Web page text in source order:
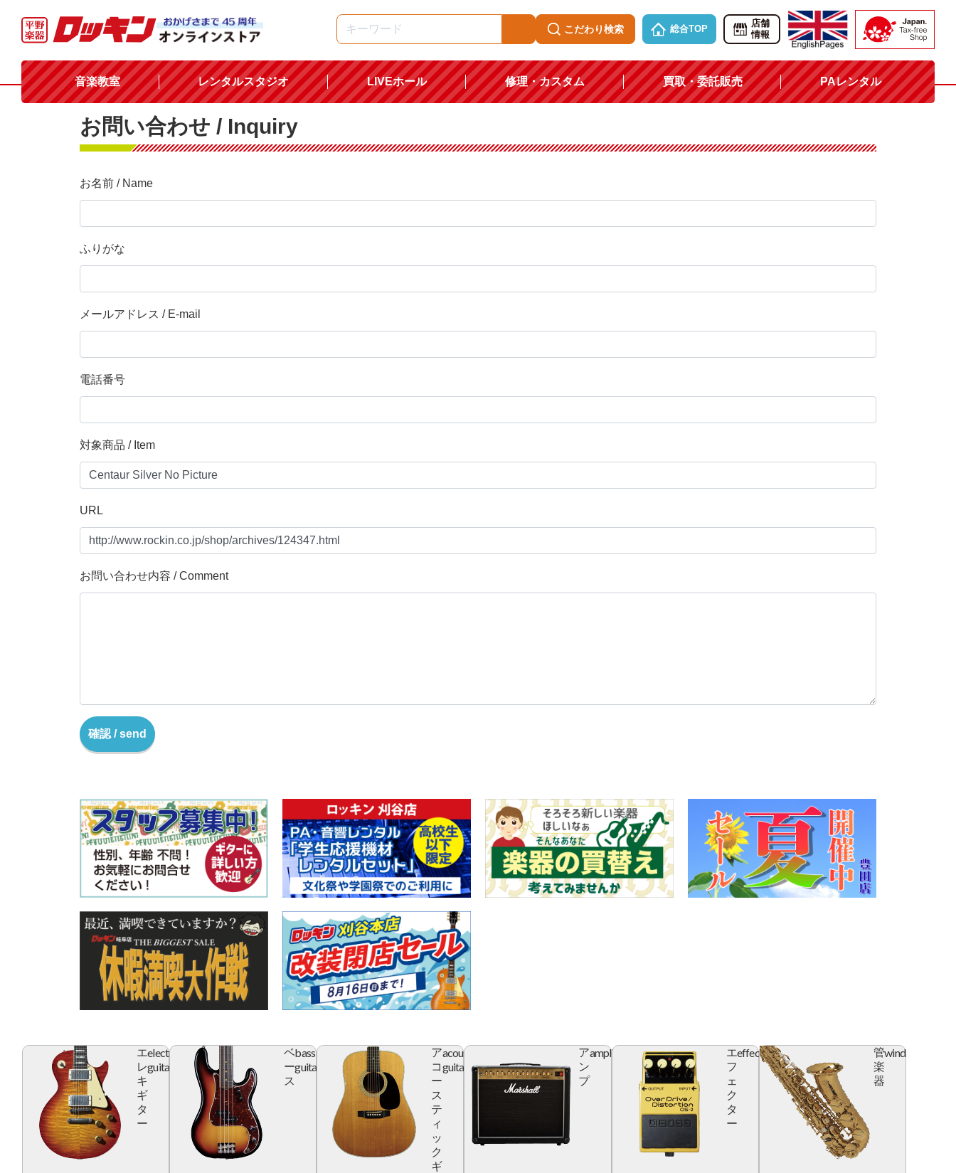
こだわり検索 総合TOP
店舗
情報
音楽教室 レンタルスタジオ LIVEホール 修理・カスタム 買取・委託販売 PAレンタル
お問い合わせ / Inquiry
お名前 / Name
ふりがな
メールアドレス / E-mail
電話番号
対象商品 / Item
URL
お問い合わせ内容 / Comment
確認 / send
エ
レ
キ
ギ
タ
ー
electric
guitar
ベ
ー
ス
bass
guitar
ア
コ
ー
ス
テ
ィ
ッ
ク
ギ
acoustic
guitar
ア
ン
プ
amplifier
エ
フ
ェ
ク
タ
ー
effector
管
楽
器
wind